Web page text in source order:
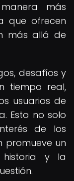
más
que ofrecen
más allá de
desafíos y
tiempo real,
usuarios de
Esto no solo
de los
promueve un
y la